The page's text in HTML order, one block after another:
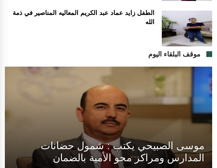
الطفل زايد عماد عبد الكريم المعاليه المناصير في ذمة
الله
موقف البلقاء اليوم
موسى الصبيحي يكتب : شمول حضانات
المدارس ومراكز محو الأمية بالضمان